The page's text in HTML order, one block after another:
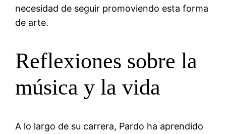
necesidad de seguir promoviendo esta forma
de arte.
Reflexiones sobre la
música y la vida
A lo largo de su carrera, Pardo ha aprendido